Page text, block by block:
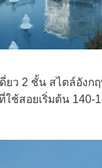
ดี่ยว 2 ชั้น สไตล์อัง
ช้สอยเริ่มต้น